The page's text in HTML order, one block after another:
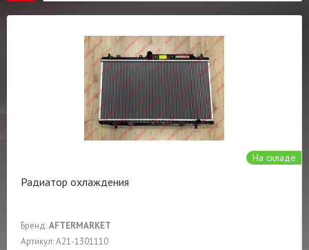
На складе
Радиатор охлаждения
Бренд:AFTERMARKET
Артикул: A21-1301110